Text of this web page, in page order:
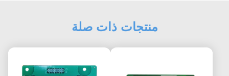
منتجات ذات صلة